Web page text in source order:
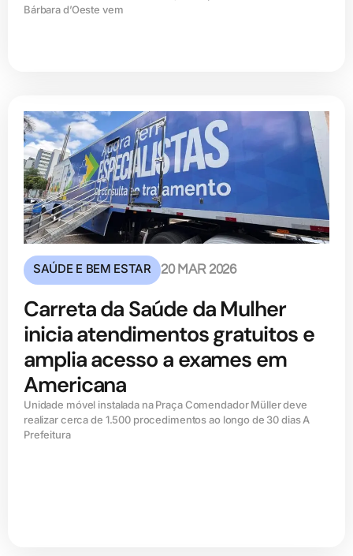
Bárbara d’Oeste vem
SAÚDE E BEM ESTAR 20 MAR 2026
Carreta da Saúde da Mulher
inicia atendimentos gratuitos e
amplia acesso a exames em
Americana
Unidade móvel instalada na Praça Comendador Müller deve
realizar cerca de 1.500 procedimentos ao longo de 30 dias A
Prefeitura